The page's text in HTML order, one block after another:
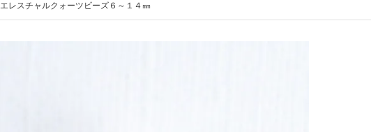
エレスチャルクォーツビーズ６～１４㎜